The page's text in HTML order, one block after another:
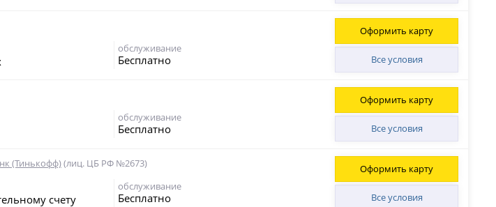
обслуживание
Бесплатно Все условия
Оформить карту
обслуживание
Бесплатно Все условия
Оформить карту
(Тинькофф)(лиц. ЦБ РФ №2673)
счету
обслуживание
Бесплатно Все условия
Оформить карту